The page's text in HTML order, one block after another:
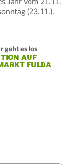
Jahr vom 21.11.
(23.11.).
geht es los
AUF
FULDA